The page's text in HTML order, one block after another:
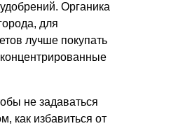
Органика
для
лучше покупать
не задаваться
как избавиться от